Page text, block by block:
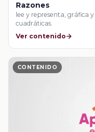
Razones
lee y representa, gráfica
cuadráticas.
Ver contenido
CONTENIDO